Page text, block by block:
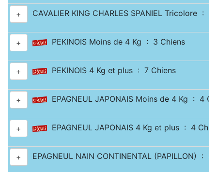
+ CAVALIER KING CHARLES SPANIEL Tricolore : 2
+ PEKINOIS Moins de 4 Kg : 3 Chiens
+ PEKINOIS 4 Kg et plus : 7 Chiens
+ EPAGNEUL JAPONAIS Moins de 4 Kg : 4
+ EPAGNEUL JAPONAIS 4 Kg et plus : 4
+ EPAGNEUL NAIN CONTINENTAL (PAPILLON) : 8